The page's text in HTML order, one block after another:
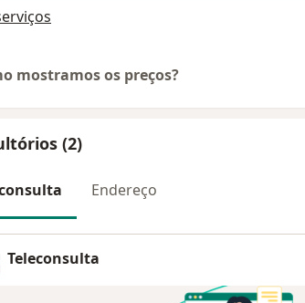
mostramos os preços?
(2)
Endereço
Teleconsulta